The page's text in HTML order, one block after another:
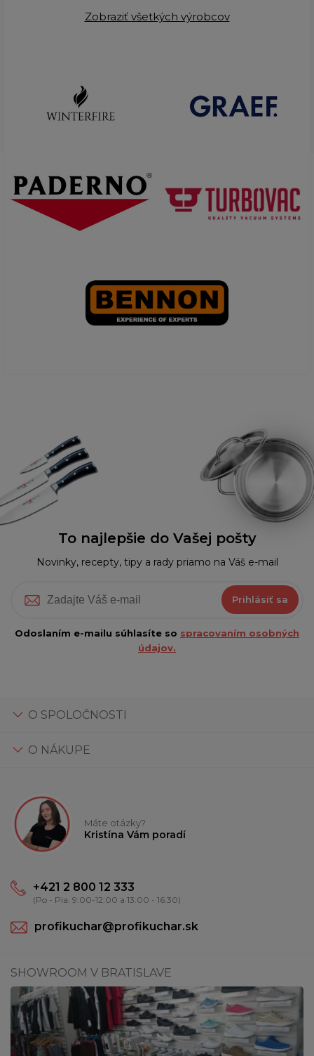
Zobraziť všetkých výrobcov
To najlepšie do Vašej pošty
Novinky, recepty, tipy a rady priamo na Váš e-mail
Prihlásiť sa
Odoslaním e-mailu súhlasíte so spracovaním osobných
údajov.
O SPOLOČNOSTI
O NÁKUPE
Máte otázky?
Kristína Vám poradí
+421 2 800 12 333
(Po - Pia: 9:00-12:00 a 13:00 - 16:30)
profikuchar@profikuchar.sk
SHOWROOM V BRATISLAVE